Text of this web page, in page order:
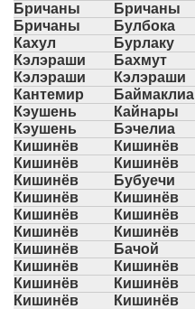
Бричаны
Бричаны
Бричаны
Булбока
Кахул
Бурлаку
Кэлэраши
Бахмут
Кэлэраши
Кэлэраши
Кантемир
Баймаклиа
Кэушень
Кайнары
Кэушень
Бэчелиа
Кишинёв
Кишинёв
Кишинёв
Кишинёв
Кишинёв
Бубуечи
Кишинёв
Кишинёв
Кишинёв
Кишинёв
Кишинёв
Кишинёв
Кишинёв
Бачой
Кишинёв
Кишинёв
Кишинёв
Кишинёв
Кишинёв
Кишинёв